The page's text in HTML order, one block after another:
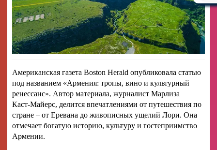
Американская газета Boston Herald опубликовала статью
под названием «Армения: тропы, вино и культурный
ренессанс». Автор материала, журналист Марлиза
Каст‑Майерс, делится впечатлениями от путешествия по
стране – от Еревана до живописных ущелий Лори. Она
отмечает богатую историю, культуру и гостеприимство
Армении.